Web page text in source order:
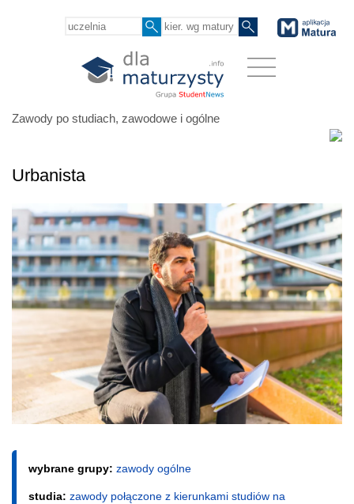
Zawody po studiach, zawodowe i ogólne
Urbanista
wybrane grupy: zawody ogólne
studia: zawody połączone z kierunkami studiów na